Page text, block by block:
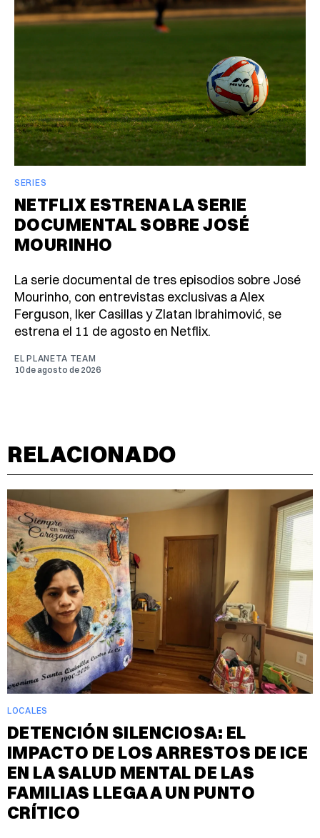
SERIES
NETFLIX ESTRENA LA SERIE
DOCUMENTAL SOBRE JOSÉ
MOURINHO
La serie documental de tres episodios sobre José
Mourinho, con entrevistas exclusivas a Alex
Ferguson, Iker Casillas y Zlatan Ibrahimović, se
estrena el 11 de agosto en Netflix.
EL PLANETA TEAM
10 de agosto de 2026
RELACIONADO
LOCALES
DETENCIÓN SILENCIOSA: EL
IMPACTO DE LOS ARRESTOS DE ICE
EN LA SALUD MENTAL DE LAS
FAMILIAS LLEGA A UN PUNTO
CRÍTICO